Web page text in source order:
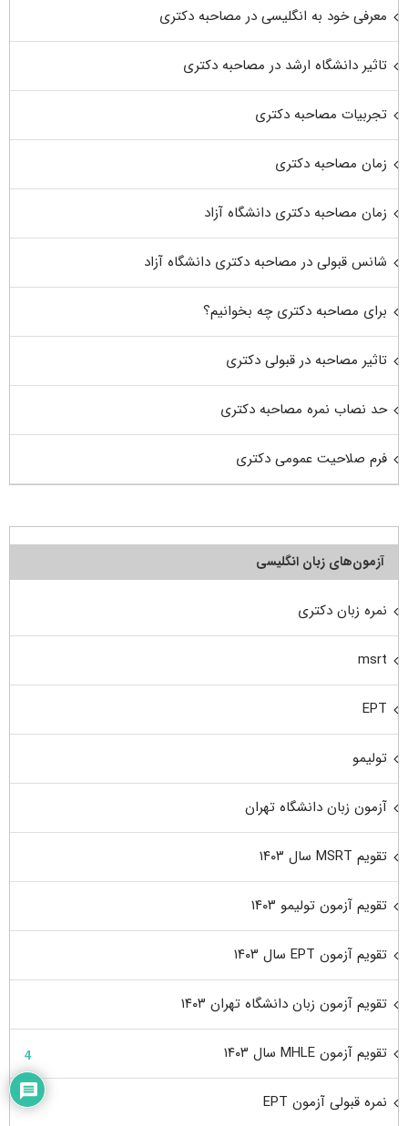
معرفی خود به انگلیسی در مصاحبه دکتری
تاثیر دانشگاه ارشد در مصاحبه دکتری
تجربیات مصاحبه دکتری
زمان مصاحبه دکتری
زمان مصاحبه دکتری دانشگاه آزاد
شانس قبولی در مصاحبه دکتری دانشگاه آزاد
برای مصاحبه دکتری چه بخوانیم؟
تاثیر مصاحبه در قبولی دکتری
حد نصاب نمره مصاحبه دکتری
فرم صلاحیت عمومی دکتری
آزمون‌های زبان انگلیسی
نمره زبان دکتری
msrt
EPT
تولیمو
آزمون زبان دانشگاه تهران
تقویم MSRT سال ۱۴۰۳
تقویم آزمون تولیمو ۱۴۰۳
تقویم آزمون EPT سال ۱۴۰۳
تقویم آزمون زبان دانشگاه تهران ۱۴۰۳
تقویم آزمون MHLE سال ۱۴۰۳
نمره قبولی آزمون EPT
4